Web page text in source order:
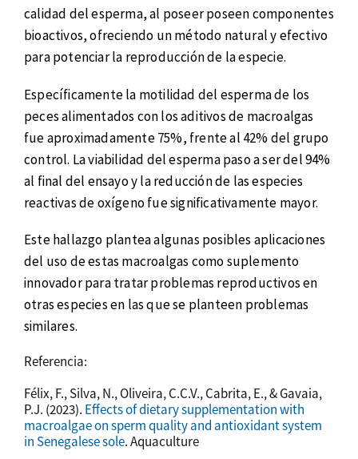
calidad del esperma, al poseer poseen componentes
bioactivos, ofreciendo un método natural y efectivo
para potenciar la reproducción de la especie.
Específicamente la motilidad del esperma de los
peces alimentados con los aditivos de macroalgas
fue aproximadamente 75%, frente al 42% del grupo
control. La viabilidad del esperma paso a ser del 94%
al final del ensayo y la reducción de las especies
reactivas de oxígeno fue significativamente mayor.
Este hallazgo plantea algunas posibles aplicaciones
del uso de estas macroalgas como suplemento
innovador para tratar problemas reproductivos en
otras especies en las que se planteen problemas
similares.
Referencia:
Félix, F., Silva, N., Oliveira, C.C.V., Cabrita, E., & Gavaia,
P.J. (2023). Effects of dietary supplementation with
macroalgae on sperm quality and antioxidant system
in Senegalese sole. Aquaculture